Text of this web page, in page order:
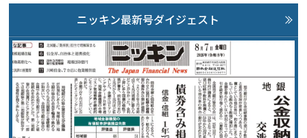
ニッキン最新号ダイジェスト